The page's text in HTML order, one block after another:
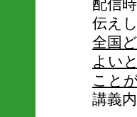
配信
伝え
全国
よい
こと
講義